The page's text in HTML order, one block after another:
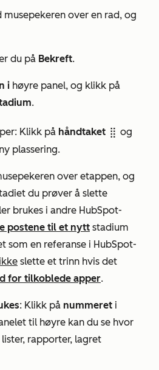
musepekeren over en rad, og
du på Bekreft.
i høyre panel, og klikk på
.
Klikk på håndtaket dragHandle og
plassering.
over etappen, og
du prøver å slette
brukes i andre HubSpot-
postene til et nytt stadium
som en referanse i HubSpot-
slette et trinn hvis det
for tilkoblede apper.
: Klikk på nummeret i
til høyre kan du se hvor
rapporter, lagret